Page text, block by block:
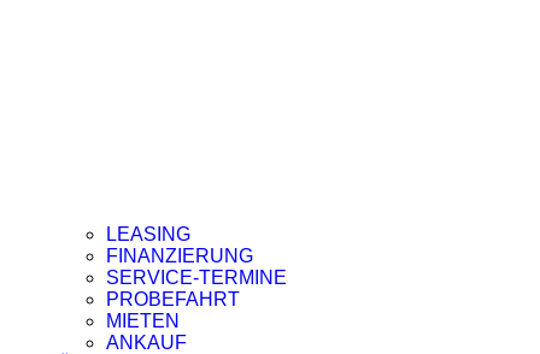
LEASING
FINANZIERUNG
SERVICE-TERMINE
PROBEFAHRT
MIETEN
ANKAUF